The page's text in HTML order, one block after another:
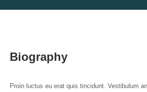
Biography
Proin luctus eu erat quis tincidunt. Vestibulum